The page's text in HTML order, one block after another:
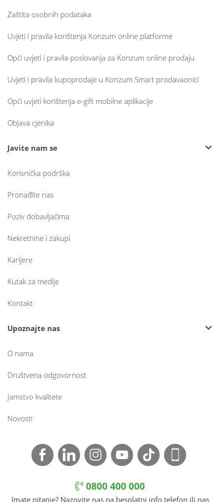
Zaštita osobnih podataka
Uvjeti i pravila korištenja Konzum online platforme
Opći uvjeti i pravila poslovanja za Konzum online prodaju
Uvjeti i pravila kupoprodaje u Konzum Smart prodavaonici
Opći uvjeti korištenja e-gift mobilne aplikacije
Objava cjenika
Javite nam se
Korisnička podrška
Pronađite nas
Poziv dobavljačima
Nekretnine i zakupi
Karijere
Kutak za medije
Kontakt
Upoznajte nas
O nama
Društvena odgovornost
Jamstvo kvalitete
Novosti
0800 400 000
Imate pitanje? Nazovite nas na besplatni info telefon ili nas